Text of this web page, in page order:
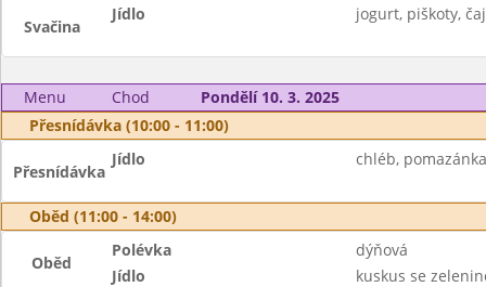
Svačina
Jídlo jogurt, piškoty, čaj
Menu Chod
Pondělí 10. 3. 2025
Přesnídávka (10:00 - 11:00)
Přesnídávka
Jídlo chléb,
Oběd (11:00 - 14:00)
Oběd
Polévka
dýňová
Jídlo
kuskus se